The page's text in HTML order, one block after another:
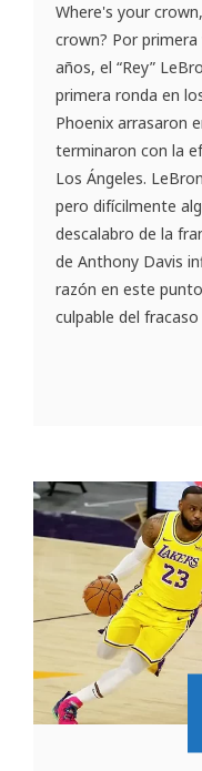
Where's your
crown? Por
años, el “Rey”
primera ronda en
Phoenix arrasaron
terminaron con la
Los Ángeles.
pero difícilmente
descalabro de la
de Anthony Davis
razón en este
culpable del